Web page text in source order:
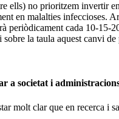
ells) no prioritzem invertir
en malalties infeccioses.
periòdicament cada 10-15-
la taula aquest canvi
a societat i
molt clar que en recerca i